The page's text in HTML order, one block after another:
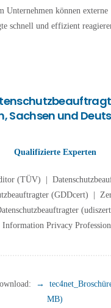
Unternehmen können externe
schnell und effizient
Sachsen und
Qualifizierte Experten
(TÜV) |
(GDDcert) |
Privacy
→
MB)